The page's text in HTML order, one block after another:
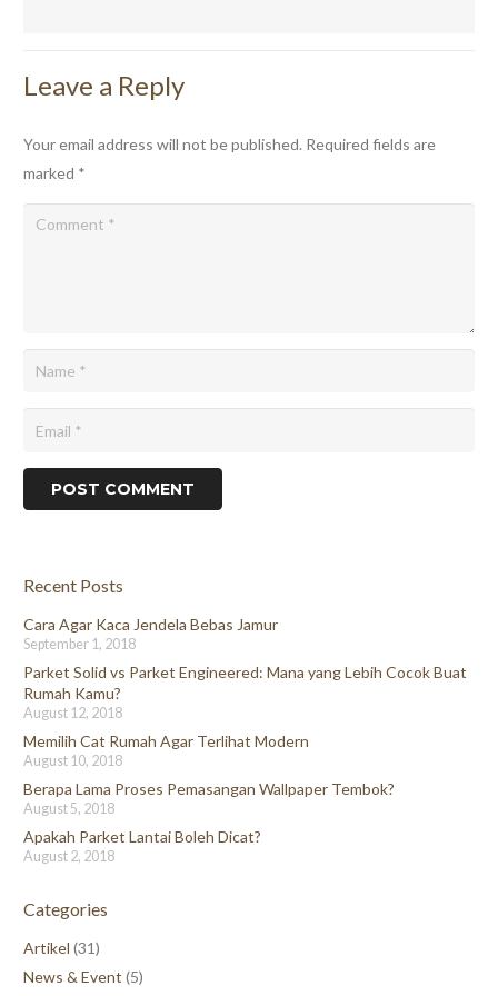
Leave a Reply
Your email address will not be published. Required fields are
marked *
POST COMMENT
Recent Posts
Cara Agar Kaca Jendela Bebas Jamur
September 1, 2018
Parket Solid vs Parket Engineered: Mana yang Lebih Cocok Buat
Rumah Kamu?
August 12, 2018
Memilih Cat Rumah Agar Terlihat Modern
August 10, 2018
Berapa Lama Proses Pemasangan Wallpaper Tembok?
August 5, 2018
Apakah Parket Lantai Boleh Dicat?
August 2, 2018
Categories
Artikel (31)
News & Event (5)